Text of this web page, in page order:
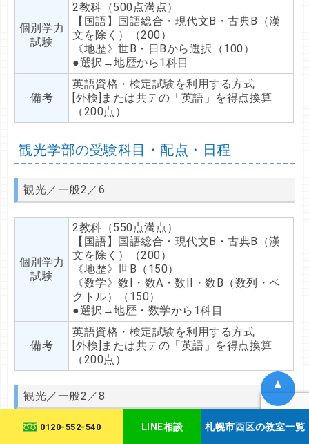
0120-552-540 LINE相談 札幌市西区の教室一覧
個別学力
試験
2教科（500点満点）
【国語】国語総合・現代文B・古典B（漢
文を除く）（200）
《地歴》世B・日Bから選択（100）
●選択→地歴から1科目
備考
英語資格・検定試験を利用する方式
[外検]または共テの「英語」を得点換算
（200点）
観光学部の受験科目・配点・日程
観光／一般2／6
個別学力
試験
2教科（550点満点）
【国語】国語総合・現代文B・古典B（漢
文を除く）（200）
《地歴》世B（150）
《数学》数I・数A・数II・数B（数列・ベ
クトル）（150）
●選択→地歴・数学から1科目
備考
英語資格・検定試験を利用する方式
[外検]または共テの「英語」を得点換算
（200点）
観光／一般2／8
2教科（550点満点）
▲